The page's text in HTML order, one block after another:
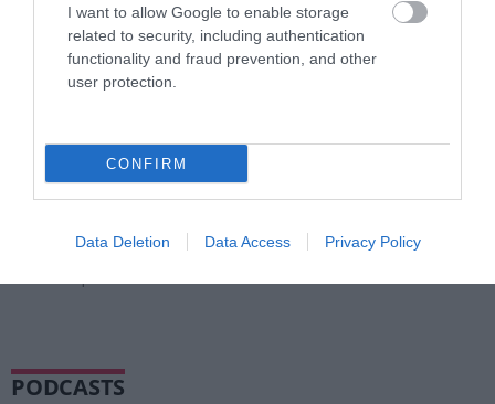
I want to allow Google to enable storage
related to security, including authentication
functionality and fraud prevention, and other
user protection.
CONFIRM
Data Deletion Data Access Privacy Policy
ΒΑΣΙΛΗΣ ΔΙΑΜΑΝΤΑΚΟΣ
07.08.2026 | 14:23
Ερντογάν στη Σαουδική Αραβία: Τι χτίζουν
Άγκυρα, Ριάντ και Ισλαμαμπάντ πίσω από
ΒΑΣΙΛΗΣ ΔΙΑΜΑΝΤΑΚΟΣ
07.08.2026 | 14:17
Νέος άξονας ισχύος στη Μέση Ανατολή:
υπογράφουν κοινό αμυντικό σύμφωνο
PODCASTS